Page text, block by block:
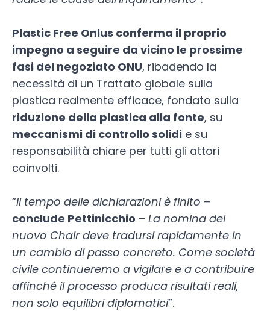
Plastic Free Onlus conferma il proprio
impegno a seguire da vicino le prossime
fasi del negoziato ONU, ribadendo la
necessità di un Trattato globale sulla
plastica realmente efficace, fondato sulla
riduzione della plastica alla fonte, su
meccanismi di controllo solidi e su
responsabilità chiare per tutti gli attori
coinvolti.
“Il tempo delle dichiarazioni è finito –
conclude Pettinicchio – La nomina del
nuovo Chair deve tradursi rapidamente in
un cambio di passo concreto. Come società
civile continueremo a vigilare e a contribuire
affinché il processo produca risultati reali,
non solo equilibri diplomatici”.